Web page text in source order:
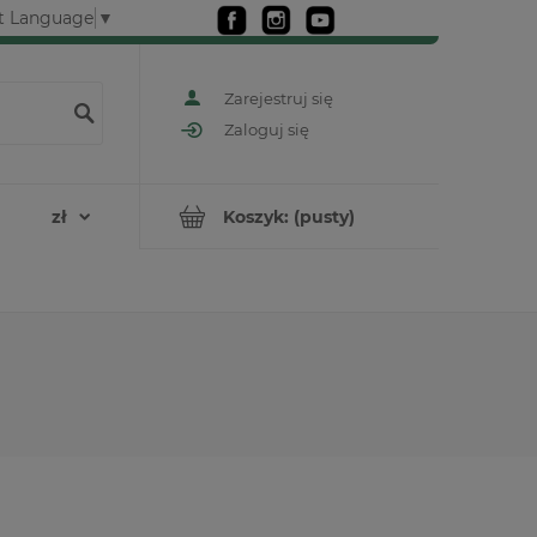
Language ▼
Zarejestruj się
Zaloguj się
Koszyk: (pusty)